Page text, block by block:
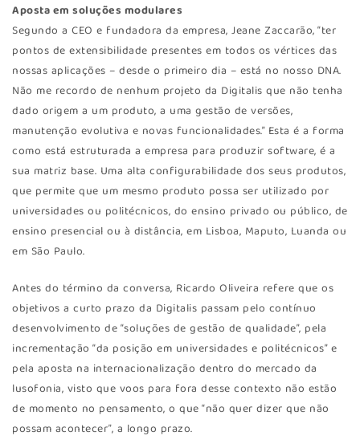
Aposta em soluções modulares
Segundo a CEO e fundadora da empresa, Jeane Zaccarão, “ter
pontos de extensibilidade presentes em todos os vértices das
nossas aplicações – desde o primeiro dia – está no nosso DNA.
Não me recordo de nenhum projeto da Digitalis que não tenha
dado origem a um produto, a uma gestão de versões,
manutenção evolutiva e novas funcionalidades.” Esta é a forma
como está estruturada a empresa para produzir software, é a
sua matriz base. Uma alta configurabilidade dos seus produtos,
que permite que um mesmo produto possa ser utilizado por
universidades ou politécnicos, do ensino privado ou público, de
ensino presencial ou à distância, em Lisboa, Maputo, Luanda ou
em São Paulo.
Antes do término da conversa, Ricardo Oliveira refere que os
objetivos a curto prazo da Digitalis passam pelo contínuo
desenvolvimento de “soluções de gestão de qualidade”, pela
incrementação “da posição em universidades e politécnicos” e
pela aposta na internacionalização dentro do mercado da
lusofonia, visto que voos para fora desse contexto não estão
de momento no pensamento, o que “não quer dizer que não
possam acontecer”, a longo prazo.